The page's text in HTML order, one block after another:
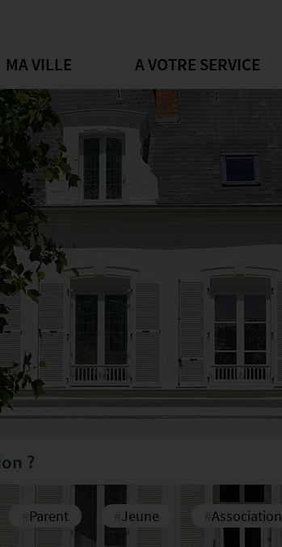
MA VILLE A VOTRE SERVICE
#Parent #Jeune #Association